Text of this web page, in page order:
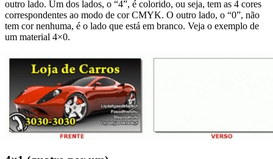
outro lado. Um dos lados, o “4”, é colorido, ou seja, tem as 4 cores
correspondentes ao modo de cor CMYK. O outro lado, o “0”, não
tem cor nenhuma, é o lado que está em branco. Veja o exemplo de
um material 4×0.